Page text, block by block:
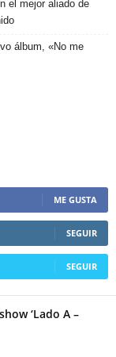
el mejor aliado de
álbum, «No me
ME GUSTA
SEGUIR
SEGUIR
‘Lado A –